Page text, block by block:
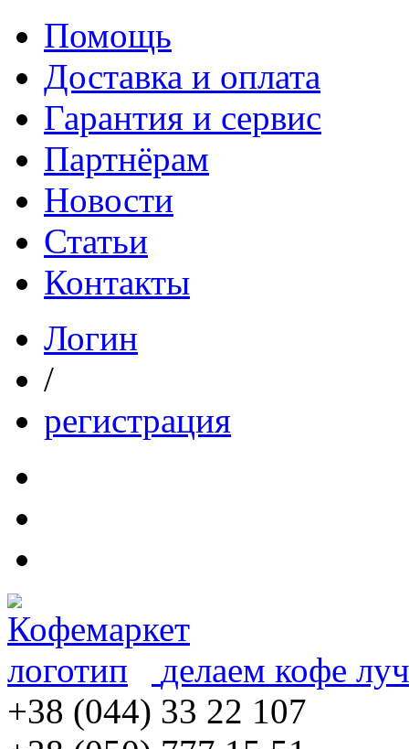
Помощь
Доставка и оплата
Гарантия и сервис
Партнёрам
Новости
Статьи
Контакты
Логин
/
регистрация
делаем кофе
+38 (044) 33 22 107